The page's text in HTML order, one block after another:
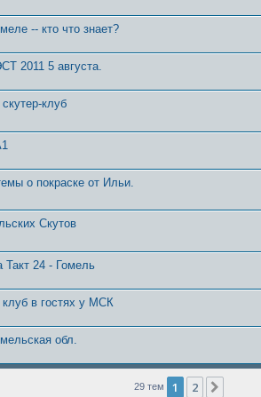
-- кто что знает?
2011 5 августа.
клуб
о покраске от Ильи.
Скутов
Такт 24 - Гомель
клуб в гостях у МСК
обл.
29 тем 1 2